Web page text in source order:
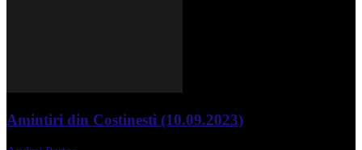
Amintiri din Costinesti (10.09.2023)